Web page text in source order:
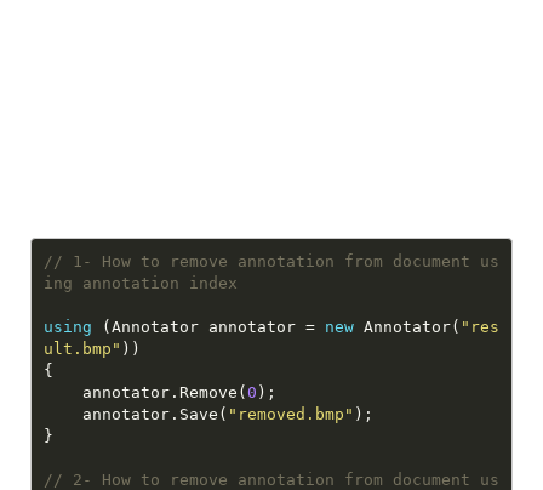
// 1- How to remove annotation from document us
ing annotation index
using (Annotator annotator = new Annotator( "res
ult.bmp"
    annotator.Remove(
0
    annotator.Save(
"removed.bmp"
// 2- How to remove annotation from document us